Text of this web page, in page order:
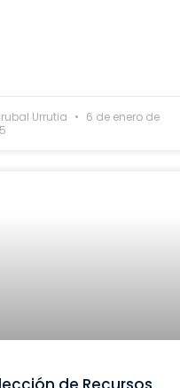
Urrutia
6 de enero de